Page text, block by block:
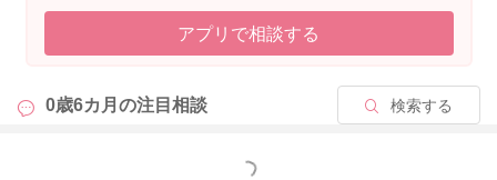
アプリで相談する
0歳6カ月の注目相談 検索する
もっと見る